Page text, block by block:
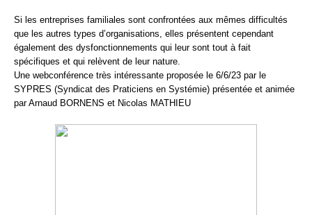
Si les entreprises familiales sont confrontées aux mêmes difficultés
que les autres types d’organisations, elles présentent cependant
également des dysfonctionnements qui leur sont tout à fait
spécifiques et qui relèvent de leur nature.
Une webconférence très intéressante proposée le 6/6/23 par le
SYPRES (Syndicat des Praticiens en Systémie) présentée et animée
par Arnaud BORNENS et Nicolas MATHIEU